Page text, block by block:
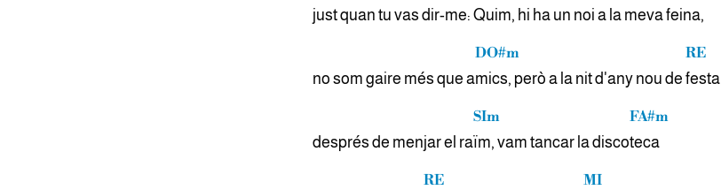
just quan tu vas dir-me: Quim, hi ha un noi a la mevafeina,
no som gaire més que a
DO#m
mics, però a la nit d'any nou de
RE
festa
després de menjar el ra
SIm
ïm, vam tancar la disco
FA#m
teca
RE
MI